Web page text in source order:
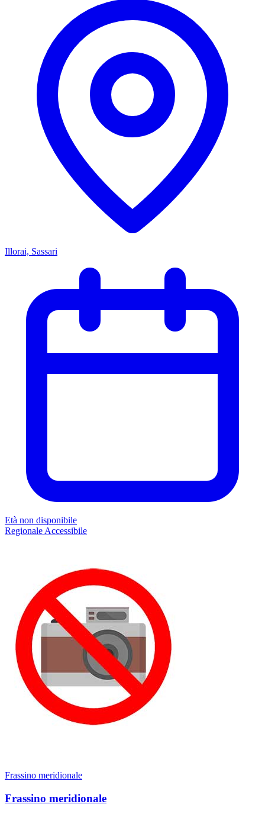
Illorai, Sassari
Età non disponibile
Regionale Accessibile
Frassino meridionale
Frassino meridionale